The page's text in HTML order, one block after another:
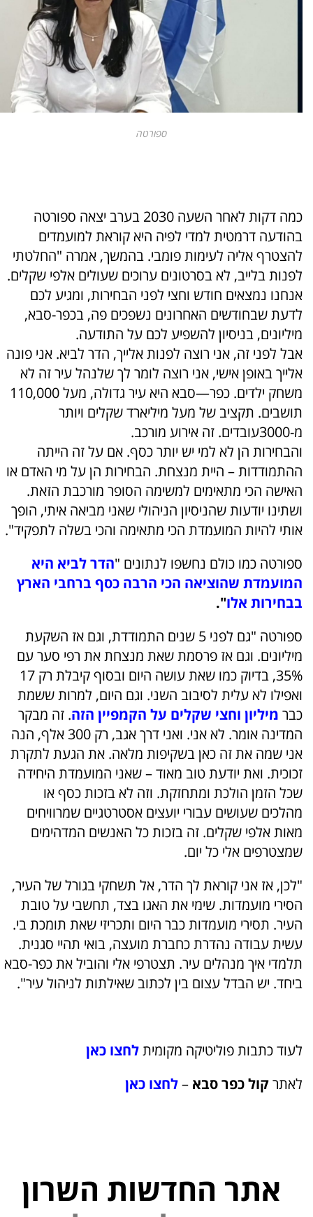
ספורטה
כמה דקות לאחר השעה 2030 בערב יצאה ספורטה
בהודעה דרמטית למדי לפיה היא קוראת למועמדים
להצטרף אליה לעימות פומבי. בהמשך, אמרה "החלטתי
לפנות בלייב, לא בסרטונים ערוכים שעולים אלפי שקלים.
אנחנו נמצאים חודש וחצי לפני הבחירות, ומגיע לכם
לדעת שבחודשים האחרונים נשפכים פה, בכפר-סבא,
מיליונים, בניסיון להשפיע לכם על התודעה.
אבל לפני זה, אני רוצה לפנות אלייך, הדר לביא. אני פונה
אלייך באופן אישי, אני רוצה לומר לך שלנהל עיר זה לא
משחק ילדים. כפר—סבא היא עיר גדולה, מעל 110,000
תושבים. תקציב של מעל מיליארד שקלים ויותר
מ-3000עובדים. זה אירוע מורכב.
והבחירות הן לא למי יש יותר כסף. אם על זה הייתה
ההתמודדות – היית מנצחת. הבחירות הן על מי האדם או
האישה הכי מתאימים למשימה הסופר מורכבת הזאת.
ושתינו יודעות שהניסיון הניהולי שאני מביאה איתי, הופך
אותי להיות המועמדת הכי מתאימה והכי בשלה לתפקיד".
ספורטה כמו כולם נחשפו לנתונים "הדר לביא היא
המועמדת שהוציאה הכי הרבה כסף ברחבי הארץ
בבחירות אלו".
ספורטה "גם לפני 5 שנים התמודדת, וגם אז השקעת
מיליונים. וגם אז פרסמת שאת מנצחת את רפי סער עם
35%, בדיוק כמו שאת עושה היום ובסוף קיבלת רק 17
ואפילו לא עלית לסיבוב השני. וגם היום, למרות ששמת
כבר מיליון וחצי שקלים על הקמפיין הזה. זה מבקר
המדינה אומר. לא אני. ואני דרך אגב, רק 300 אלף, הנה
אני שמה את זה כאן בשקיפות מלאה. את הגעת לתקרת
זכוכית. ואת יודעת טוב מאוד – שאני המועמדת היחידה
שכל הזמן הולכת ומתחזקת. וזה לא בזכות כסף או
מהלכים שעושים עבורי יועצים אסטרטגיים שמרוויחים
מאות אלפי שקלים. זה בזכות כל האנשים המדהימים
שמצטרפים אלי כל יום.
"לכן, אז אני קוראת לך הדר, אל תשחקי בגורל של העיר,
הסירי מועמדות. שימי את האגו בצד, תחשבי על טובת
העיר. תסירי מועמדות כבר היום ותכריזי שאת תומכת בי.
עשית עבודה נהדרת כחברת מועצה, בואי תהיי סגנית.
תלמדי איך מנהלים עיר. תצטרפי אלי והוביל את כפר-סבא
ביחד. יש הבדל עצום בין לכתוב שאילתות לניהול עיר".
לעוד כתבות פוליטיקה מקומיתלחצו כאן
לאתרקול כפר סבא –לחצו כאן
אתר החדשות השרון